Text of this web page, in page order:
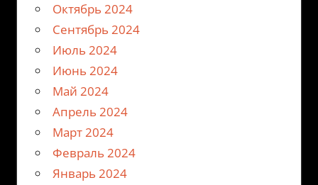
Октябрь 2024
Сентябрь 2024
Июль 2024
Июнь 2024
Май 2024
Апрель 2024
Март 2024
Февраль 2024
Январь 2024